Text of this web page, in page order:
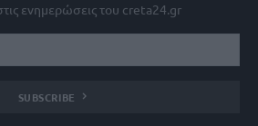
ενημερώσεις του creta24.gr
SUBSCRIBE